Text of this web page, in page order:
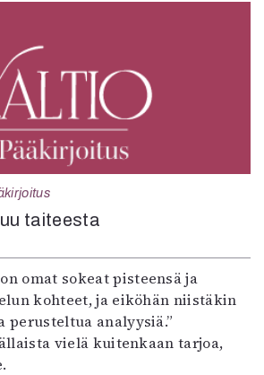
taiteesta
omat sokeat pisteensä ja
kohteet, ja eiköhän niistäkin
perusteltua analyysiä.”
vielä kuitenkaan tarjoa,